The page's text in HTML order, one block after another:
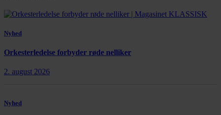
Nyhed
Orkesterledelse forbyder røde nelliker
2. august 2026
Nyhed